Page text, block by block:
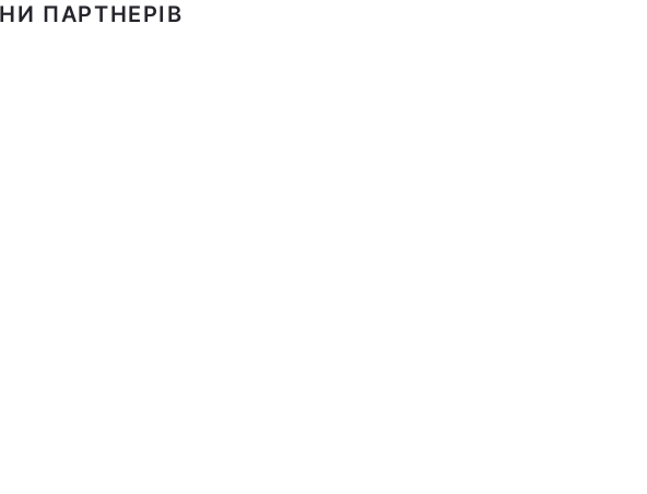
ПАРТНЕРІВ